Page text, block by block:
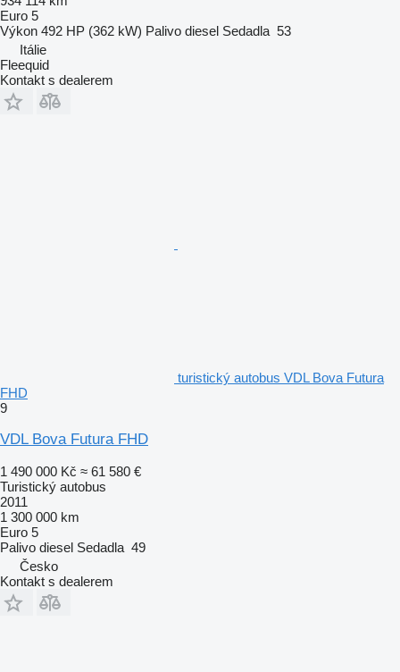
Euro 5
Výkon 492 HP (362 kW) Palivo diesel Sedadla 53
Itálie
Fleequid
Kontakt s dealerem
turistický autobus VDL Bova Futura
FHD
9
VDL Bova Futura FHD
1 490 000 Kč ≈ 61 580 €
Turistický autobus
2011
1 300 000 km
Euro 5
Palivo diesel Sedadla 49
Česko
Kontakt s dealerem